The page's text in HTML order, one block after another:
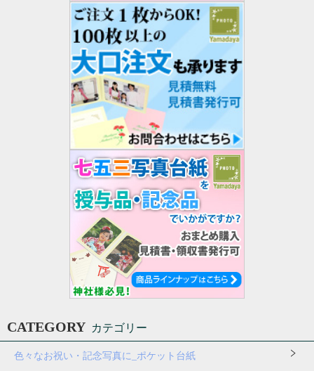
CATEGORY カテゴリー
色々なお祝い・記念写真に_ポケット台紙